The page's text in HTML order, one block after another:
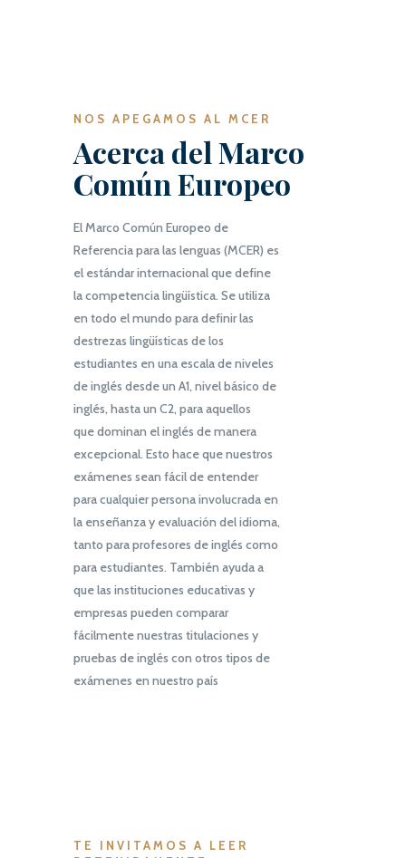
NOS APEGAMOS AL MCER
Acerca del Marco
Común Europeo
El Marco Común Europeo de
Referencia para las lenguas (MCER) es
el estándar internacional que define
la competencia lingüística. Se utiliza
en todo el mundo para definir las
destrezas lingüísticas de los
estudiantes en una escala de niveles
de inglés desde un A1, nivel básico de
inglés, hasta un C2, para aquellos
que dominan el inglés de manera
excepcional. Esto hace que nuestros
exámenes sean fácil de entender
para cualquier persona involucrada en
la enseñanza y evaluación del idioma,
tanto para profesores de inglés como
para estudiantes. También ayuda a
que las instituciones educativas y
empresas pueden comparar
fácilmente nuestras titulaciones y
pruebas de inglés con otros tipos de
exámenes en nuestro país
TE INVITAMOS A LEER